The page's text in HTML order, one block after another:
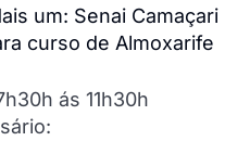
um: Senai Camaçari
curso de Almoxarife
ás 11h30h